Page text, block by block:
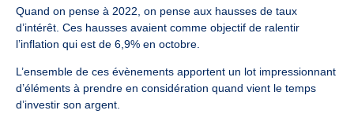
Quand on pense à 2022, on pense aux hausses de taux
d’intérêt. Ces hausses avaient comme objectif de ralentir
l’inflation qui est de 6,9% en octobre.
L’ensemble de ces évènements apportent un lot impressionnant
d’éléments à prendre en considération quand vient le temps
d’investir son argent.